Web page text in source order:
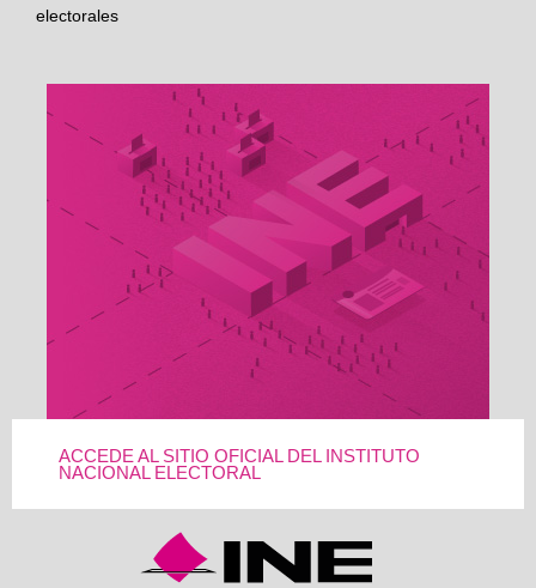
electorales
ACCEDE AL SITIO OFICIAL DEL INSTITUTO
NACIONAL ELECTORAL